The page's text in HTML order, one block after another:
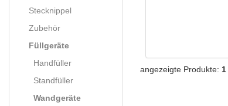
angezeigte Produkte: 1
Stecknippel
Zubehör
Füllgeräte
Handfüller
Standfüller
Wandgeräte